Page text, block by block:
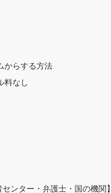
からする方法
料なし
ンター・弁護士・国の機関】